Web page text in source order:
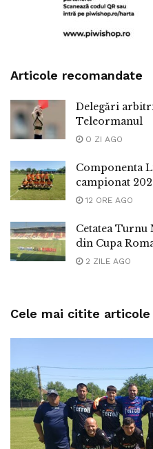
Articole recomandate
Delegări
Teleormanul
O ZI AGO
Componenta
campionat
12 ORE AGO
Cetatea Turnu
din Cupa
2 ZILE AGO
Cele mai citite articole